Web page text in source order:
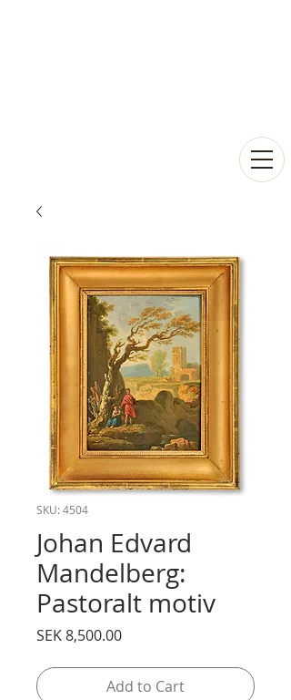
SKU: 4504
Johan Edvard
Mandelberg:
Pastoralt motiv
SEK 8,500.00Price
Add to Cart